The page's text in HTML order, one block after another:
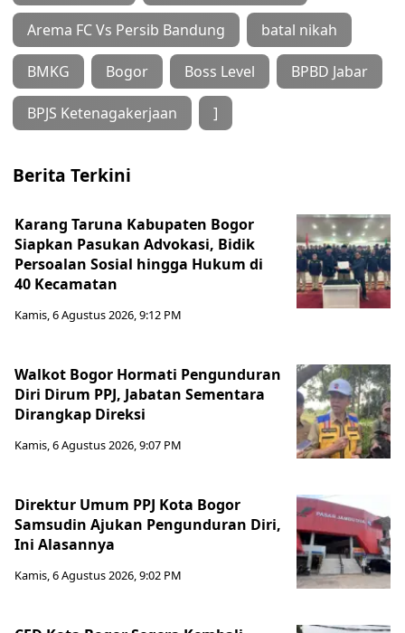
Arema FC Vs Persib Bandung batal nikah
BMKG Bogor Boss Level BPBD Jabar
BPJS Ketenagakerjaan ]
Berita Terkini
Karang Taruna Kabupaten Bogor
Siapkan Pasukan Advokasi, Bidik
Persoalan Sosial hingga Hukum di
40 Kecamatan
Kamis, 6 Agustus 2026, 9:12 PM
Walkot Bogor Hormati Pengunduran
Diri Dirum PPJ, Jabatan Sementara
Dirangkap Direksi
Kamis, 6 Agustus 2026, 9:07 PM
Direktur Umum PPJ Kota Bogor
Samsudin Ajukan Pengunduran Diri,
Ini Alasannya
Kamis, 6 Agustus 2026, 9:02 PM